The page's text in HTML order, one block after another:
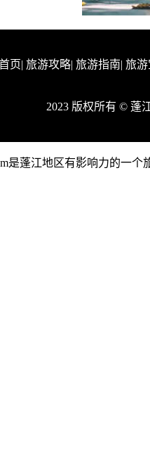
页| 旅游攻略| 旅游指南| 旅
2023 版权所有 © 蓬
是蓬江地区有影响力的一